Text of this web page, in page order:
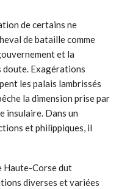
de certains ne
de bataille comme
et la
doute. Exagérations
les palais lambrissés
la dimension prise par
insulaire. Dans un
et philippiques, il
Haute-Corse dut
diverses et variées